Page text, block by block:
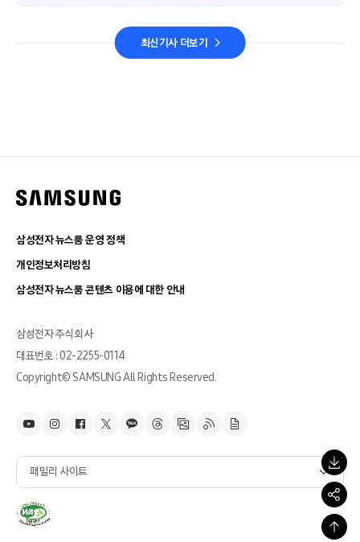
최신기사 더보기
삼성전자 뉴스룸 운영 정책
개인정보처리방침
삼성전자 뉴스룸 콘텐츠 이용에 대한 안내
삼성전자 주식회사
대표번호 : 02-2255-0114
Copyright© SAMSUNG All Rights Reserved.
패밀리 사이트